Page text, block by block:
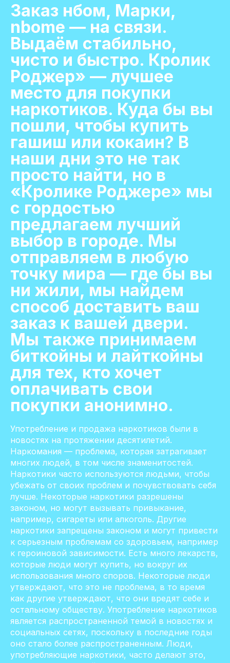
Заказ нбом, Марки,
nbome — на связи.
Выдаём стабильно,
чисто и быстро. Кролик
Роджер» — лучшее
место для покупки
наркотиков. Куда бы вы
пошли, чтобы купить
гашиш или кокаин? В
наши дни это не так
просто найти, но в
«Кролике Роджере» мы
с гордостью
предлагаем лучший
выбор в городе. Мы
отправляем в любую
точку мира — где бы вы
ни жили, мы найдем
способ доставить ваш
заказ к вашей двери.
Мы также принимаем
биткойны и лайткойны
для тех, кто хочет
оплачивать свои
покупки анонимно.
Употребление и продажа наркотиков были в
новостях на протяжении десятилетий.
Наркомания — проблема, которая затрагивает
многих людей, в том числе знаменитостей.
Наркотики часто используются людьми, чтобы
убежать от своих проблем и почувствовать себя
лучше. Некоторые наркотики разрешены
законом, но могут вызывать привыкание,
например, сигареты или алкоголь. Другие
наркотики запрещены законом и могут привести
к серьезным проблемам со здоровьем, например
к героиновой зависимости. Есть много лекарств,
которые люди могут купить, но вокруг их
использования много споров. Некоторые люди
утверждают, что это не проблема, в то время
как другие утверждают, что они вредят себе и
остальному обществу. Употребление наркотиков
является распространенной темой в новостях и
социальных сетях, поскольку в последние годы
оно стало более распространенным. Люди,
употребляющие наркотики, часто делают это,